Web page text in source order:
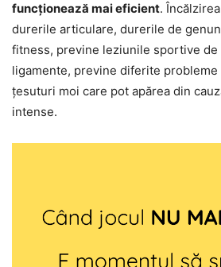
funcționează mai eficient.
durerile articulare, durerile de
fitness, previne leziunile sportive de
ligamente, previne diferite
țesuturi moi care pot apărea din
intense.